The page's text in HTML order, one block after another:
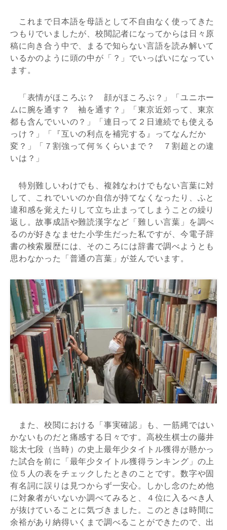
これまで日本語を母語として不自由なく使ってきた
つもりでいましたが、校閲記者になってからは日々原
稿に向き合う中で、まるで知らない言語を読み解いて
いるかのように頭の中が「？」でいっぱいになってい
ます。
「表情がほころぶ？ 顔がほころぶ？」「ユニホー
ムに腕を通す？ 袖を通す？」「東京近郊って、東京
都も含んでいいの？」「連日って２日連続でも使える
っけ？」「『互いの利点を補完する』ってなんだか
変？」「７割強って何％くらいまで？ ７割超との違
いは？」
特別難しいわけでも、複雑なわけでもない言葉に対
して、これでいいのか自信が持てなくなったり、ふと
違和感を覚えたりして立ち止まってしまうことの繰り
返し。故事成語や難読漢字など「難しい言葉」を調べ
るのが好きなませた小学生だった私ですが、今電子辞
書の検索履歴には、そのころには辞書で調べようとも
思わなかった「普通の言葉」が並んでいます。
また、校閲における「事実確認」も、一筋縄ではい
かないものだと痛感する日々です。高校生棋士の藤井
聡太七段（当時）の史上最年少タイトル獲得が懸かっ
た試合を前に「最年少タイトル獲得ランキング」の上
位５人の表をチェックしたときのことです。数字や固
有名詞に誤りは見つからず一安心。しかし念のため他
に対象者がいないか調べてみると、４位に入るべき人
が抜けていることに気づきました。このときは時間に
余裕があり納得いくまで調べることができたので、出